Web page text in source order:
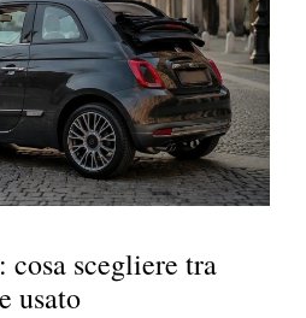
scegliere tra
usato